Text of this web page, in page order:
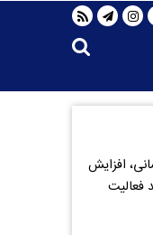
افزایش
فعالیت